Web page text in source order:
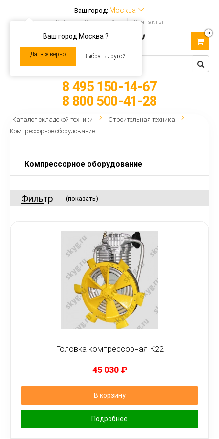
Ваш город: Москва
Ваш город Москва ?
Да, все верно Выбрать другой
Войти Карта сайта Контакты
navigation
0
8 495 150-14-67
8 800 500-41-28
Каталог складской техники
Строительная техника
Компрессорное оборудование
Компрессорное оборудование
Фильтр (показать)
Головка компрессорная К22
45 030 ₽
В корзину
Подробнее